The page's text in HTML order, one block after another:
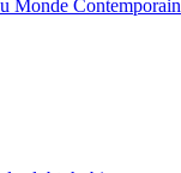
Monde Contemporain